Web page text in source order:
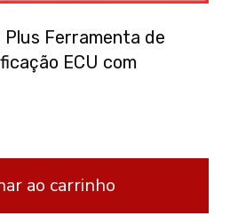
Plus Ferramenta de
ECU com
ao carrinho